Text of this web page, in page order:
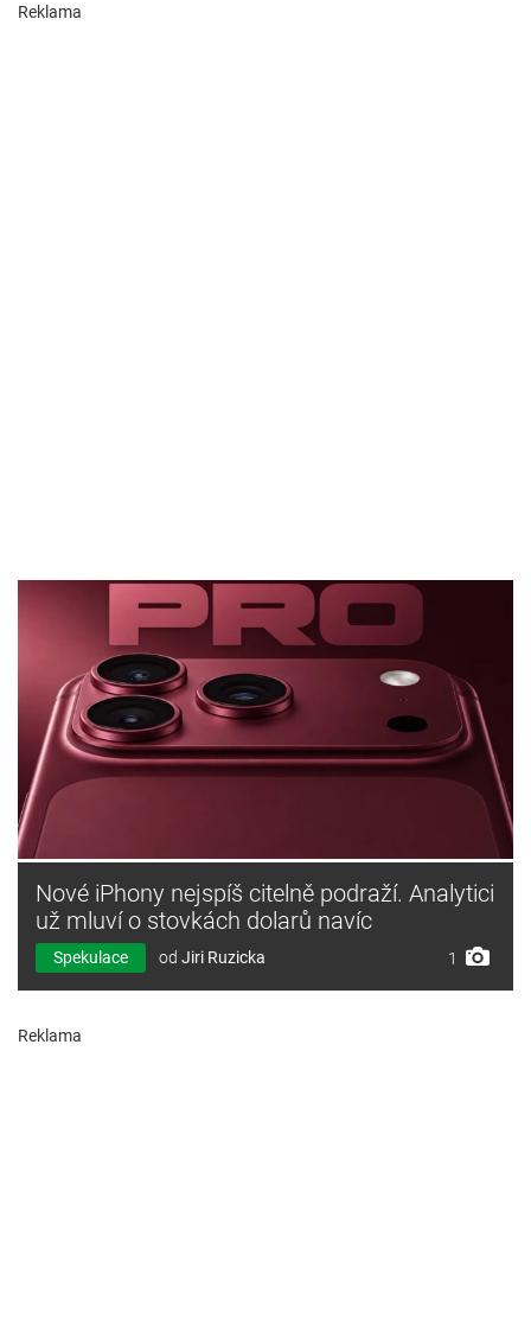
Reklama
Nové iPhony nejspíš citelně podraží. Analytici
už mluví o stovkách dolarů navíc
Spekulace od Jiri Ruzicka 1
Reklama